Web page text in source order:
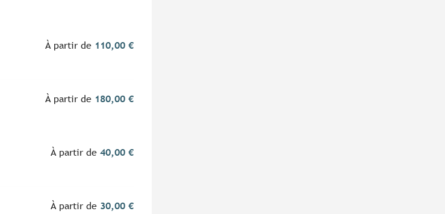
À partir de 110,00 €
À partir de 180,00 €
À partir de40,00 €
À partir de 30,00 €